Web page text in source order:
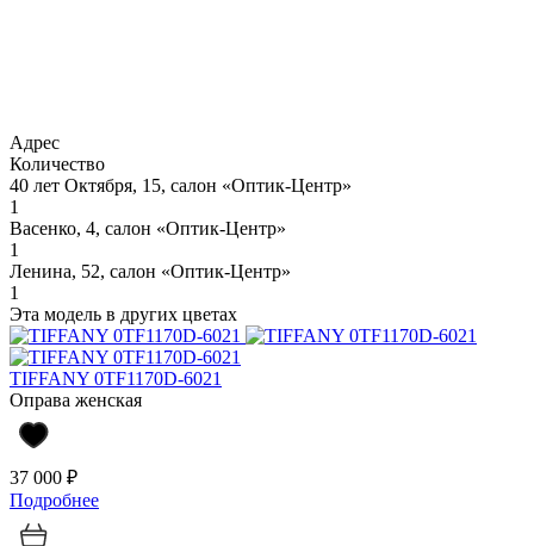
Адрес
Количество
40 лет Октября, 15, салон «Оптик-Центр»
1
Васенко, 4, салон «Оптик-Центр»
1
Ленина, 52, салон «Оптик-Центр»
1
Эта модель в других цветах
TIFFANY 0TF1170D-6021
Оправа женская
37 000 ₽
Подробнее